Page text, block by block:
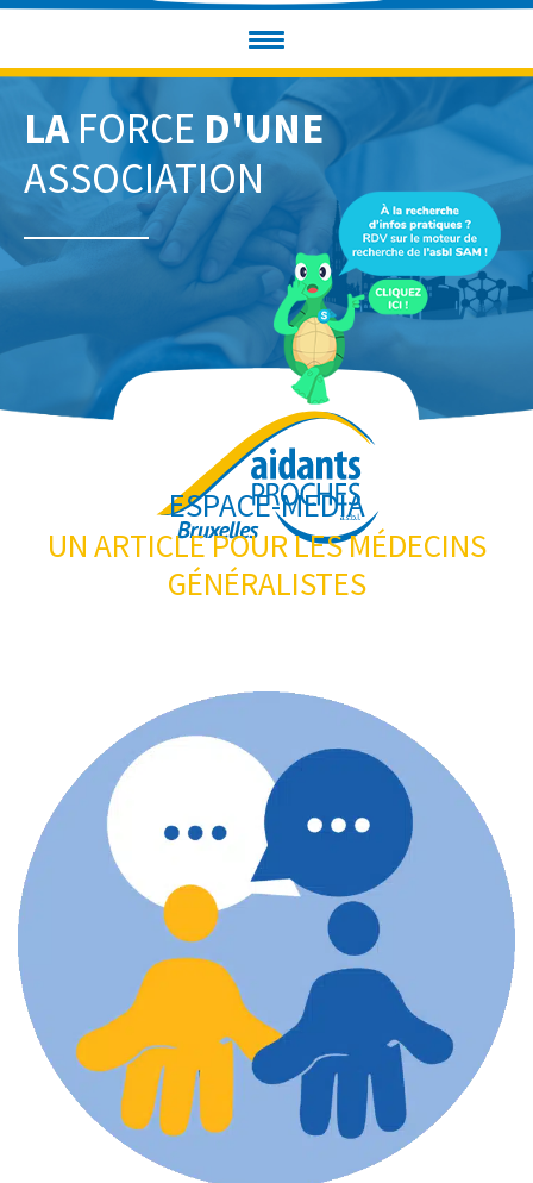
LA FORCE D'UNE
ASSOCIATION
ESPACE-MEDIA
UN ARTICLE POUR LES MÉDECINS
GÉNÉRALISTES